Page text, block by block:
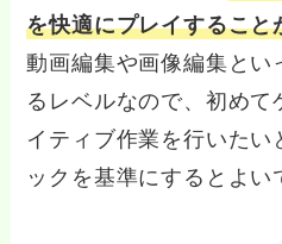
を快適にプレイすること
動画編集や画像編集とい
るレベルなので、初め
イティブ作業を行いた
ックを基準にするとよい